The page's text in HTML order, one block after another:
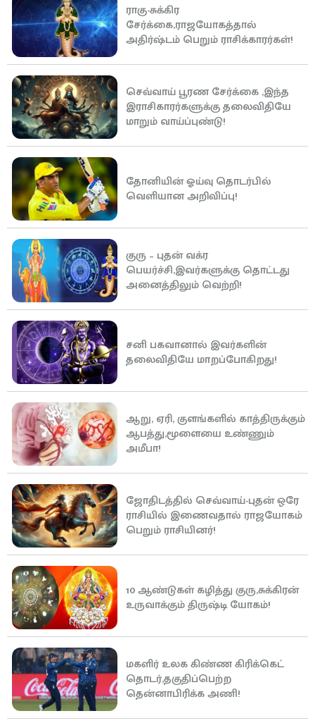
ராகு-சுக்கிர
சேர்க்கை,ராஜயோகத்தால்
அதிர்ஷ்டம் பெறும் ராசிக்காரர்கள்!
செவ்வாய் பூரண சேர்க்கை ,இந்த
இராசிகாரர்களுக்கு தலைவிதியே
மாறும் வாய்ப்புண்டு!
தோனியின் ஓய்வு தொடர்பில்
வெளியான அறிவிப்பு!
குரு – புதன் வக்ர
பெயர்ச்சி,இவர்களுக்கு தொட்டது
அனைத்திலும் வெற்றி!
சனி பகவானால் இவர்களின்
தலைவிதியே மாறப்போகிறது!
ஆறு, ஏரி, குளங்களில் காத்திருக்கும்
ஆபத்து,மூளையை உண்ணும்
அமீபா!
ஜோதிடத்தில் செவ்வாய்-புதன் ஒரே
ராசியில் இணைவதால் ராஜயோகம்
பெறும் ராசியினர்!
10 ஆண்டுகள் கழித்து குரு,சுக்கிரன்
உருவாக்கும் திருஷ்டி யோகம்!
மகளிர் உலக கிண்ண கிரிக்கெட்
தொடர்,தகுதிப்பெற்ற
தென்னாபிரிக்க அணி!